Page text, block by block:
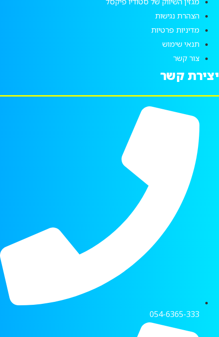
הצהרת נגישות
מדיניות פרטיות
תנאי שימוש
צור קשר
יצירת קשר
054-6365-333